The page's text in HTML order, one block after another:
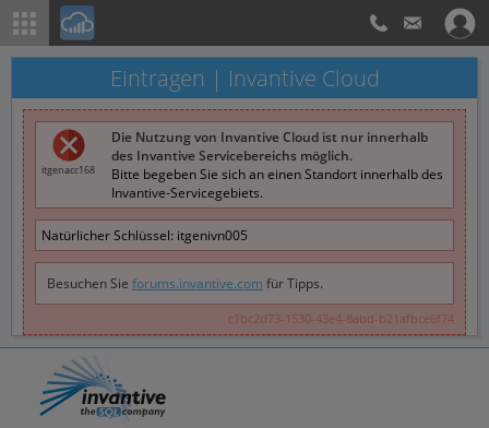
Eintragen | Invantive Cloud
itgenacc168
Die Nutzung von Invantive Cloud ist nur innerhalb
des Invantive Servicebereichs möglich.
Bitte begeben Sie sich an einen Standort innerhalb des
Invantive-Servicegebiets.
Natürlicher Schlüssel: itgenivn005
Besuchen Sie forums.invantive.com für Tipps.
c1bc2d73-1530-43e4-8abd-b21afbce6f74